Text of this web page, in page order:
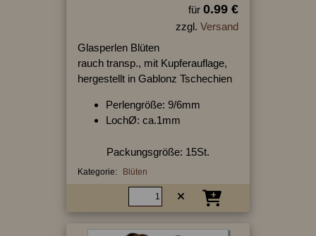
für 0.99 €
zzgl. Versand
Glasperlen Blüten
rauch transp., mit Kupferauflage,
hergestellt in Gablonz Tschechien
Perlengröße: 9/6mm
LochØ: ca.1mm
Packungsgröße: 15St.
Kategorie: Blüten